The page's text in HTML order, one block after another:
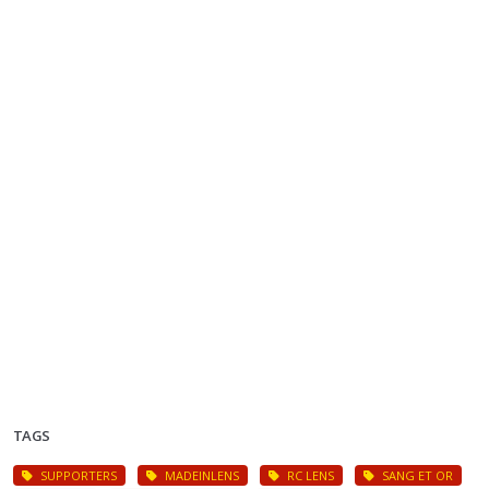
TAGS
SUPPORTERS MADEINLENS RC LENS
SANG ET OR